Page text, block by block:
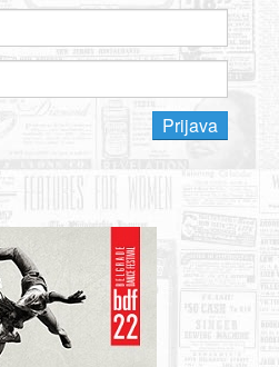
Prijava